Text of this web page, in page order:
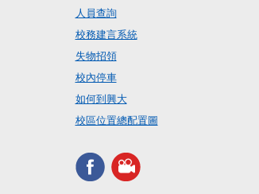
人員查詢
校務建言系統
失物招領
校內停車
如何到興大
校區位置總配置圖